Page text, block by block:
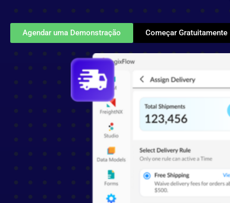
Agendar uma Demonstração Começar Gratuitamente